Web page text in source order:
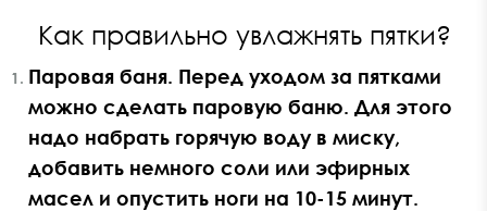
Как правильно увлажнять пятки?
Паровая баня. Перед уходом за пятками
можно сделать паровую баню. Для этого
надо набрать горячую воду в миску,
добавить немного соли или эфирных
масел и опустить ноги на 10-15 минут.